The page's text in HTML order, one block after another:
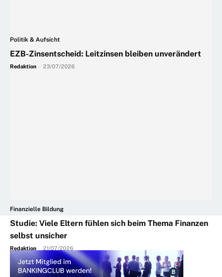
Politik & Aufsicht
EZB-Zinsentscheid: Leitzinsen bleiben unverändert
Redaktion 23/07/2026
Finanzielle Bildung
Studie: Viele Eltern fühlen sich beim Thema Finanzen
selbst unsicher
Redaktion - 21/07/2026